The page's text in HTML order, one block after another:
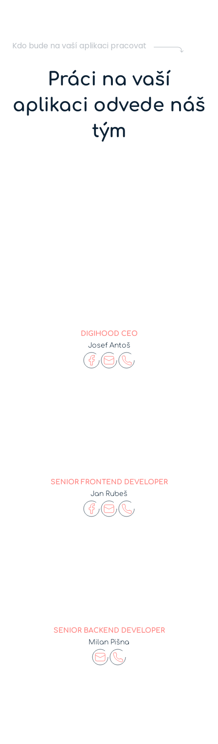
Kdo bude na vaší aplikaci pracovat
Práci na vaší
aplikaci odvede náš
tým
DIGIHOOD CEO
Josef Antoš
SENIOR FRONTEND DEVELOPER
Jan Rubeš
SENIOR BACKEND DEVELOPER
Milan Pišna